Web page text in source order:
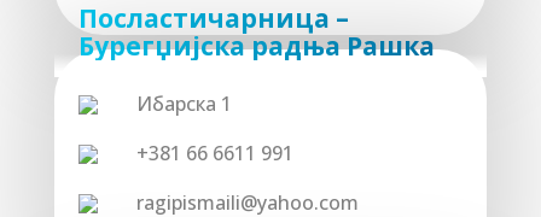
Посластичарница –
Бурегџиjска радња Рашка
Ибарска 1
+381 66 6611 991
ragipismaili@yahoo.com